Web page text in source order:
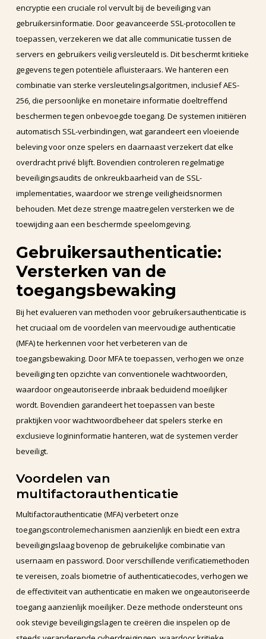
encryptie een cruciale rol vervult bij de beveiliging van
gebruikersinformatie. Door geavanceerde SSL-protocollen te
toepassen, verzekeren we dat alle communicatie tussen de
servers en gebruikers veilig versleuteld is. Dit beschermt kritieke
gegevens tegen potentiële afluisteraars. We hanteren een
combinatie van sterke versleutelingsalgoritmen, inclusief AES-
256, die persoonlijke en monetaire informatie doeltreffend
beschermen tegen onbevoegde toegang. De systemen initiëren
automatisch SSL-verbindingen, wat garandeert een vloeiende
beleving voor onze spelers en daarnaast verzekert dat elke
overdracht privé blijft. Bovendien controleren regelmatige
beveiligingsaudits de onkreukbaarheid van de SSL-
implementaties, waardoor we strenge veiligheidsnormen
behouden. Met deze strenge maatregelen versterken we de
toewijding aan een beschermde speelomgeving.
Gebruikersauthenticatie:
Versterken van de
toegangsbewaking
Bij het evalueren van methoden voor gebruikersauthenticatie is
het cruciaal om de voordelen van meervoudige authenticatie
(MFA) te herkennen voor het verbeteren van de
toegangsbewaking. Door MFA te toepassen, verhogen we onze
beveiliging ten opzichte van conventionele wachtwoorden,
waardoor ongeautoriseerde inbraak beduidend moeilijker
wordt. Bovendien garandeert het toepassen van beste
praktijken voor wachtwoordbeheer dat spelers sterke en
exclusieve logininformatie hanteren, wat de systemen verder
beveiligt.
Voordelen van
multifactorauthenticatie
Multifactorauthenticatie (MFA) verbetert onze
toegangscontrolemechanismen aanzienlijk en biedt een extra
beveiligingslaag bovenop de gebruikelijke combinatie van
usernaam en password. Door verschillende verificatiemethoden
te vereisen, zoals biometrie of authenticatiecodes, verhogen we
de effectiviteit van authenticatie en maken we ongeautoriseerde
toegang aanzienlijk moeilijker. Deze methode ondersteunt ons
ook stevige beveiligingslagen te creëren die inspelen op de